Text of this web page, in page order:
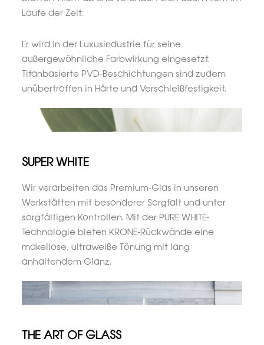
Laufe der Zeit.
Er wird in der Luxusindustrie für seine
außergewöhnliche Farbwirkung eingesetzt.
Titanbasierte PVD-Beschichtungen sind zudem
unübertroffen in Härte und Verschleißfestigkeit.
SUPER WHITE
Wir verarbeiten das Premium-Glas in unseren
Werkstätten mit besonderer Sorgfalt und unter
sorgfältigen Kontrollen. Mit der PURE WHITE-
Technologie bieten KRONE-Rückwände eine
makellose, ultraweiße Tönung mit lang
anhaltendem Glanz.
THE ART OF GLASS